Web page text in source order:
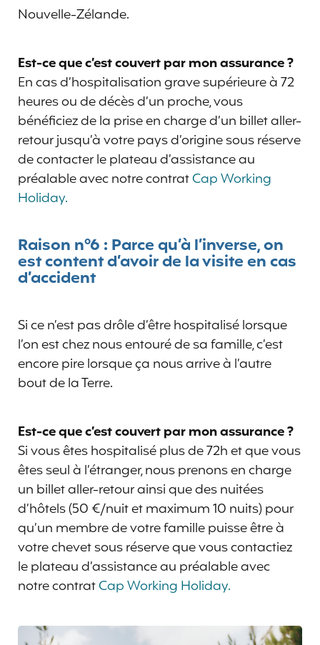
Nouvelle-Zélande.
Est-ce que c’est couvert par mon assurance ?
En cas d’hospitalisation grave supérieure à 72
heures ou de décès d’un proche, vous
bénéficiez de la prise en charge d’un billet aller-
retour jusqu’à votre pays d’origine sous réserve
de contacter le plateau d’assistance au
préalable avec notre contratCap Working
Holiday.
Raison n°6 : Parce qu’à l’inverse, on
est content d’avoir de la visite en cas
d’accident
Si ce n’est pas drôle d’être hospitalisé lorsque
l’on est chez nous entouré de sa famille, c’est
encore pire lorsque ça nous arrive à l’autre
bout de la Terre.
Est-ce que c’est couvert par mon assurance ?
Si vous êtes hospitalisé plus de 72h et que vous
êtes seul à l’étranger, nous prenons en charge
un billet aller-retour ainsi que des nuitées
d’hôtels (50 €/nuit et maximum 10 nuits) pour
qu’un membre de votre famille puisse être à
votre chevet sous réserve que vous contactiez
le plateau d’assistance au préalable avec
notre contratCap Working Holiday.